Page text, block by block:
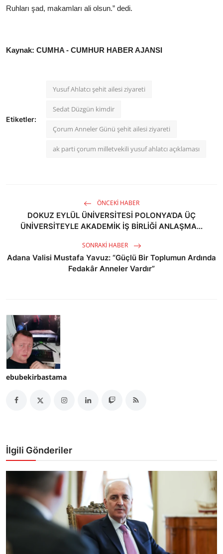
Ruhları şad, makamları ali olsun.” dedi.
Kaynak: CUMHA - CUMHUR HABER AJANSI
Etiketler:
Yusuf Ahlatcı şehit ailesi ziyareti
Sedat Düzgün kimdir
Çorum Anneler Günü şehit ailesi ziyareti
ak parti çorum milletvekili yusuf ahlatcı açıklaması
ÖNCEKI HABER
DOKUZ EYLÜL ÜNİVERSİTESİ POLONYA’DA ÜÇ
ÜNİVERSİTEYLE AKADEMİK İŞ BİRLİĞİ ANLAŞMA...
SONRAKI HABER
Adana Valisi Mustafa Yavuz: “Güçlü Bir Toplumun Ardında
Fedakâr Anneler Vardır”
ebubekirbastama
İlgili Gönderiler